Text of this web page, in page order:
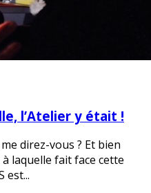
l’Atelier y était !
direz-vous ? Et bien
laquelle fait face cette
est...